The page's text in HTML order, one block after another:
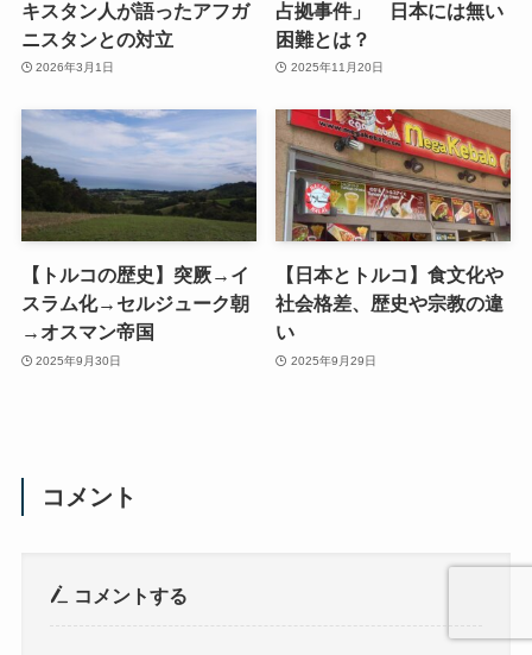
キスタン人が語ったアフガ
ニスタンとの対立
2026年3月1日
占拠事件」 日本には無い
困難とは？
2025年11月20日
【トルコの歴史】突厥→イ
スラム化→セルジューク朝
→オスマン帝国
2025年9月30日
【日本とトルコ】食文化や
社会格差、歴史や宗教の違
い
2025年9月29日
コメント
コメントする